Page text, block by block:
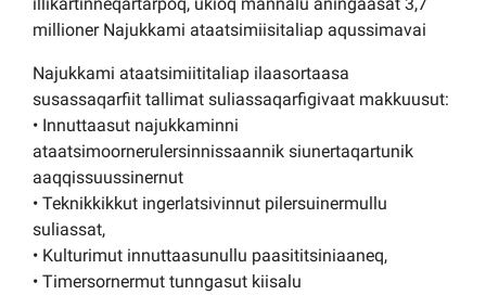
millioner Najukkami ataatsimiisitaliap aqussimavai
Najukkami ataatsimiititaliap ilaasortaasa
susassaqarfiit tallimat suliassaqarfigivaat makkuusut:
• Innuttaasut najukkaminni
ataatsimoornerulersinnissaannik siunertaqartunik
aaqqissuussinernut
• Teknikkikkut ingerlatsivinnut pilersuinermullu
suliassat,
• Kulturimut innuttaasunullu paasititsiniaaneq,
• Timersornermut tunngasut kiisalu